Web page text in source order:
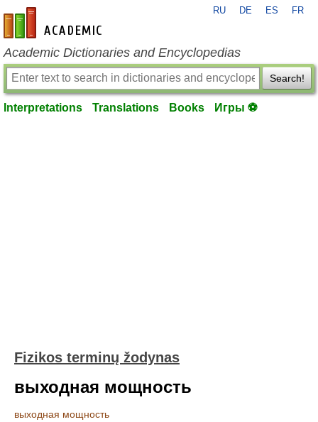
en-academic.com
RU DE ES FR
Academic Dictionaries and Encyclopedias
Search!
Interpretations Translations Books Игры ⚽
Fizikos terminų žodynas
выходная мощность
выходная мощность